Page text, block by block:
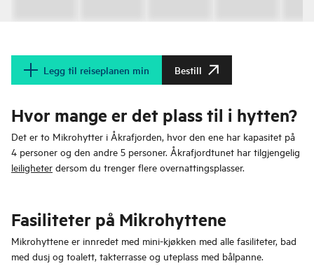
Legg til reiseplanen min Bestill
Hvor mange er det plass til i hytten?
Det er to Mikrohytter i Åkrafjorden, hvor den ene har kapasitet på
4 personer og den andre 5 personer. Åkrafjordtunet har tilgjengelig
leiligheter dersom du trenger flere overnattingsplasser.
Fasiliteter på Mikrohyttene
Mikrohyttene er innredet med mini-kjøkken med alle fasiliteter, bad
med dusj og toalett, takterrasse og uteplass med bålpanne.